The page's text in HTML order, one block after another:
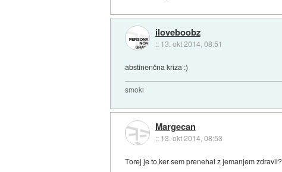
iloveboobz
:: 13. okt 2014, 08:51
abstinenčna kriza :)
smoki
Margecan
:: 13. okt 2014, 08:53
Torej je to,ker sem prenehal z jemanjem zdravil?